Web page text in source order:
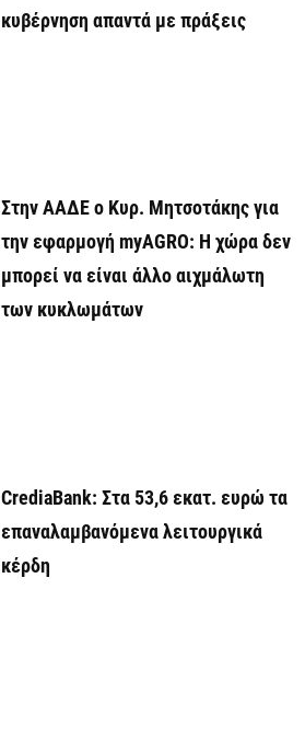
κυβέρνηση απαντά με πράξεις
Στην ΑΑΔΕ ο Κυρ. Μητσοτάκης για
την εφαρμογή myAGRO: Η χώρα δεν
μπορεί να είναι άλλο αιχμάλωτη
των κυκλωμάτων
CrediaBank: Στα 53,6 εκατ. ευρώ τα
επαναλαμβανόμενα λειτουργικά
κέρδη